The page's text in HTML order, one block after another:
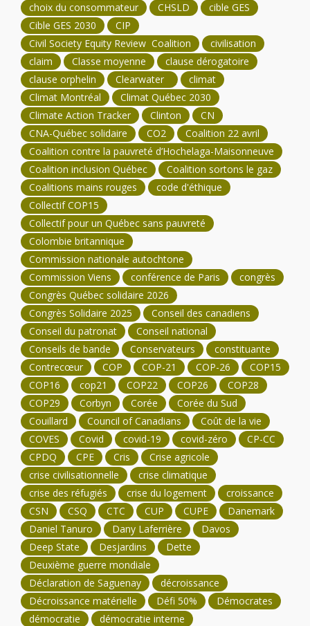
choix du consommateur
CHSLD
cible GES
Cible GES 2030
CIP
Civil Society Equity Review Coalition
civilisation
claim
Classe moyenne
clause dérogatoire
clause orphelin
Clearwater
climat
Climat Montréal
Climat Québec 2030
Climate Action Tracker
Clinton
CN
CNA-Québec solidaire
CO2
Coalition 22 avril
Coalition contre la pauvreté d’Hochelaga-Maisonneuve
Coalition inclusion Québec
Coalition sortons le gaz
Coalitions mains rouges
code d'éthique
Collectif COP15
Collectif pour un Québec sans pauvreté
Colombie britannique
Commission nationale autochtone
Commission Viens
conférence de Paris
congrès
Congrès Québec solidaire 2026
Congrès Solidaire 2025
Conseil des canadiens
Conseil du patronat
Conseil national
Conseils de bande
Conservateurs
constituante
Contrecœur
COP COP-21 COP-26
COP15
COP16
cop21 COP22 COP26
COP28
COP29
Corbyn Corée
Corée du Sud
Couillard
Council of Canadians
Coût de la vie
COVES
Covid covid-19 covid-zéro
CP-CC
CPDQ
CPE Cris
Crise agricole
crise civilisationnelle
crise climatique
crise des réfugiés
crise du logement
croissance
CSN
CSQ CTC CUP CUPE
Danemark
Daniel Tanuro
Dany Laferrière
Davos
Deep State
Desjardins
Dette
Deuxième guerre mondiale
Déclaration de Saguenay
décroissance
Décroissance matérielle
Défi 50%
Démocrates
démocratie
démocratie interne